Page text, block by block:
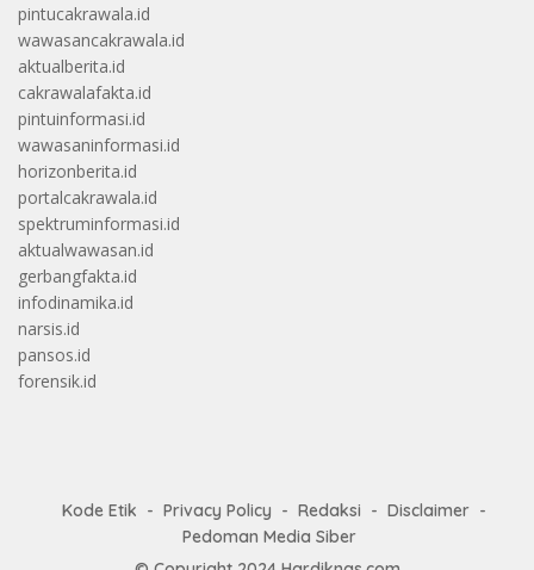
pintucakrawala.id
wawasancakrawala.id
aktualberita.id
cakrawalafakta.id
pintuinformasi.id
wawasaninformasi.id
horizonberita.id
portalcakrawala.id
spektruminformasi.id
aktualwawasan.id
gerbangfakta.id
infodinamika.id
narsis.id
pansos.id
forensik.id
Kode Etik Privacy Policy Redaksi
Disclaimer
Pedoman Media Siber